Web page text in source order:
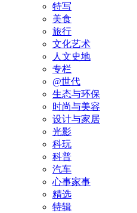
特写
美食
旅行
文化艺术
人文史地
专栏
@世代
生态与环保
时尚与美容
设计与家居
光影
科玩
科普
汽车
心事家事
精选
特辑